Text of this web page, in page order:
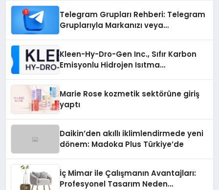
Telegram Grupları Rehberi: Telegram
Gruplarıyla Markanızı veya
Kleen-Hy-Dro-Gen Inc., Sıfır Karbon
Emisyonlu Hidrojen Isıtma
Marie Rose kozmetik sektörüne giriş
yaptı
Daikin’den akıllı iklimlendirmede yeni
dönem: Madoka Plus Türkiye’de
İç Mimar ile Çalışmanın Avantajları:
Profesyonel Tasarım Neden